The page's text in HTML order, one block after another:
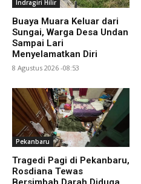
Indragiri Hilir
Buaya Muara Keluar dari
Sungai, Warga Desa Undan
Sampai Lari
Menyelamatkan Diri
8 Agustus 2026 -08:53
Pekanbaru
Tragedi Pagi di Pekanbaru,
Rosdiana Tewas